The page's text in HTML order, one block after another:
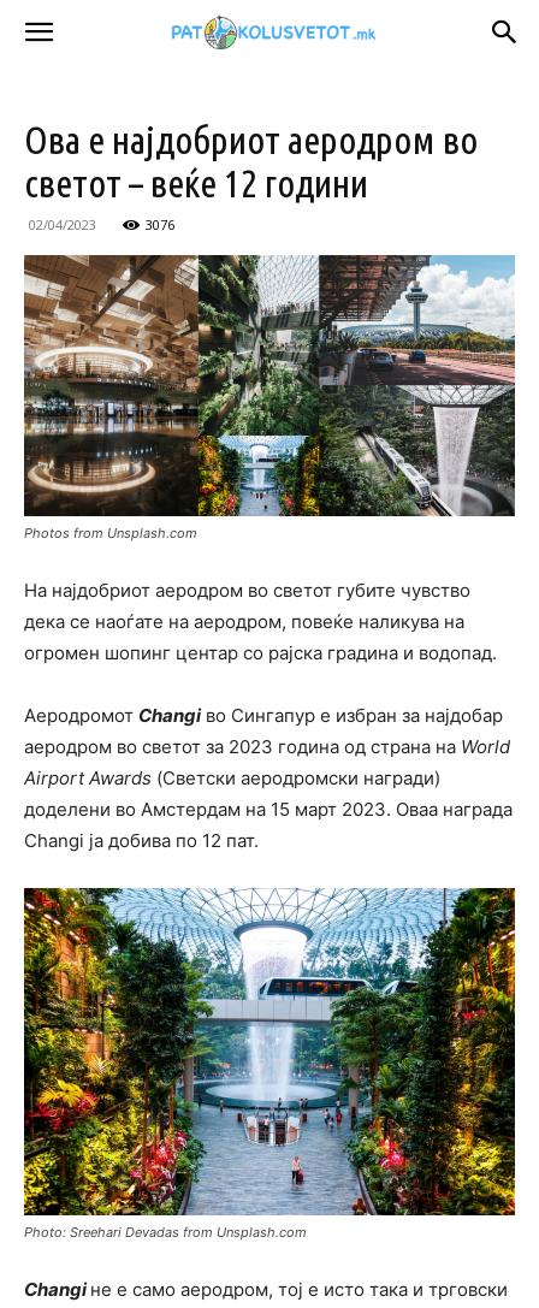
Ова е најдобриот аеродром во
светот – веќе 12 години
02/04/2023 3076
Photos from Unsplash.com
На најдобриот аеродром во светот губите чувство
дека се наоѓате на аеродром, повеќе наликува на
огромен шопинг центар со рајска градина и водопад.
Аеродромот Changiво Сингапур е избран за најдобар
аеродром во светот за 2023 година од страна на World
Airport Awards (Светски аеродромски награди)
доделени во Амстердам на 15 март 2023. Оваа награда
Changi ја добива по 12 пат.
Photo: Sreehari Devadas from Unsplash.com
Changiне е само аеродром, тој е исто така и трговски